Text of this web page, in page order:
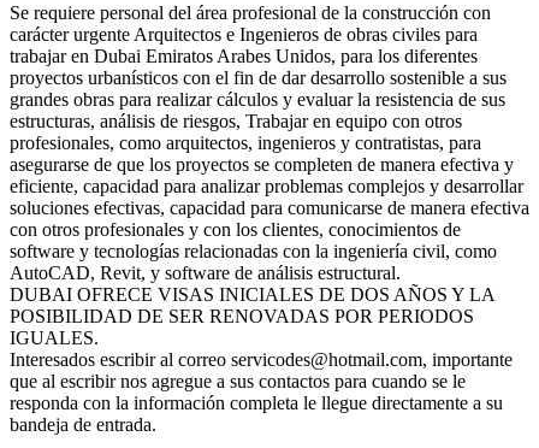
Se requiere personal del área profesional de la construcción con
carácter urgente Arquitectos e Ingenieros de obras civiles para
trabajar en Dubai Emiratos Arabes Unidos, para los diferentes
proyectos urbanísticos con el fin de dar desarrollo sostenible a sus
grandes obras para realizar cálculos y evaluar la resistencia de sus
estructuras, análisis de riesgos, Trabajar en equipo con otros
profesionales, como arquitectos, ingenieros y contratistas, para
asegurarse de que los proyectos se completen de manera efectiva y
eficiente, capacidad para analizar problemas complejos y desarrollar
soluciones efectivas, capacidad para comunicarse de manera efectiva
con otros profesionales y con los clientes, conocimientos de
software y tecnologías relacionadas con la ingeniería civil, como
AutoCAD, Revit, y software de análisis estructural.
DUBAI OFRECE VISAS INICIALES DE DOS AÑOS Y LA
POSIBILIDAD DE SER RENOVADAS POR PERIODOS
IGUALES.
Interesados escribir al correo servicodes@hotmail.com, importante
que al escribir nos agregue a sus contactos para cuando se le
responda con la información completa le llegue directamente a su
bandeja de entrada.